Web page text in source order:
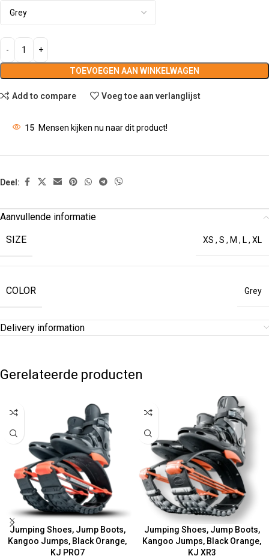
TOEVOEGEN AAN WINKELWAGEN
Add to compare Voeg toe aan verlanglijst
15 Mensen kijken nu naar dit product!
Deel:
Aanvullende informatie
SIZE
XS , S , M , L , XL
COLOR Grey
Delivery information
Gerelateerde producten
Jumping Shoes, Jump Boots,
Kangoo Jumps, Black Orange,
KJ PRO7
Jumping Shoes, Jump Boots,
Kangoo Jumps, Black Orange,
KJ XR3